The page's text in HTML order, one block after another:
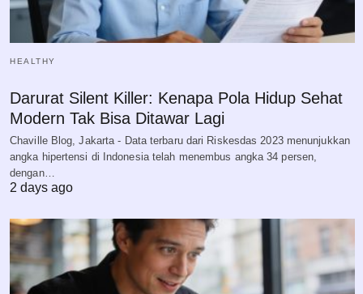
HEALTHY
Darurat Silent Killer: Kenapa Pola Hidup Sehat
Modern Tak Bisa Ditawar Lagi
Chaville Blog, Jakarta - Data terbaru dari Riskesdas 2023 menunjukkan
angka hipertensi di Indonesia telah menembus angka 34 persen,
dengan…
2 days ago